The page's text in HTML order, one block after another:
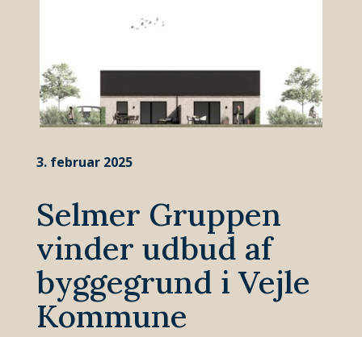
3. februar 2025
Selmer Gruppen
vinder udbud af
byggegrund i Vejle
Kommune